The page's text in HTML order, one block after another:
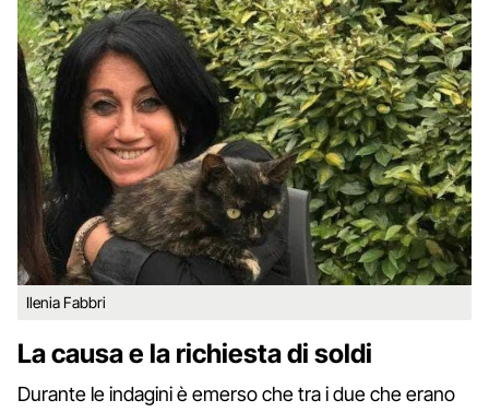
Ilenia Fabbri
La causa e la richiesta di soldi
Durante le indagini è emerso che tra i due che erano